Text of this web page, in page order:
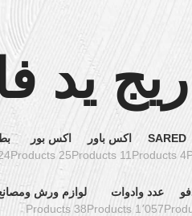
يد
SARED
4 Products
اكس باور
11 Products
اكس بور
25 Products
عدد وادوات
1٬057 Products
لوازم ورش
38 Products